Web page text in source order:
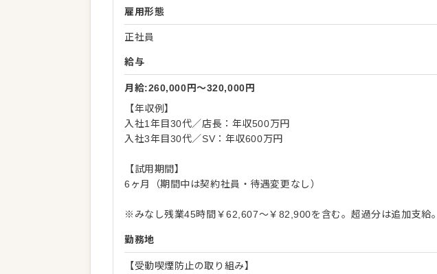
雇用形態
正社員
給与
月給:260,000円〜320,000円
【年収例】
入社1年目30代／店長：年収500万円
入社3年目30代／SV：年収600万円
【試用期間】
6ヶ月（期間中は契約社員・待遇変更なし）
※みなし残業45時間￥62,607～￥82,900を含む。超過分は追加支給。
勤務地
【受動喫煙防止の取り組み】